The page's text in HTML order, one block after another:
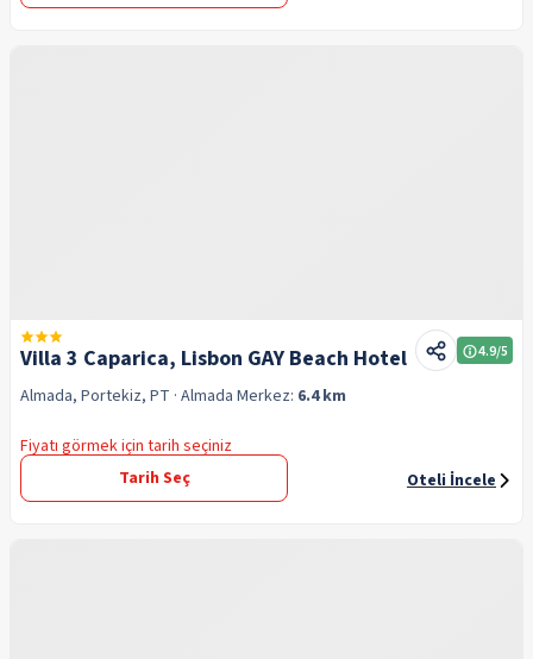
Villa 3 Caparica, Lisbon GAY Beach Hotel 4.9/5
Almada, Portekiz, PT · Almada Merkez: 6.4 km
Fiyatı görmek için tarih seçiniz
Tarih Seç
Oteli İncele